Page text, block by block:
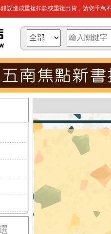
誤造成重複扣款或重複出貨，請您千萬